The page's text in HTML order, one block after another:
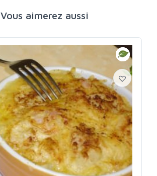
Vous aimerez aussi